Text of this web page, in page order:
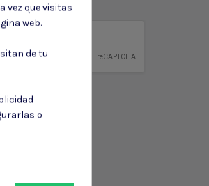
legal.
vez que visitas
web.
de tu
o